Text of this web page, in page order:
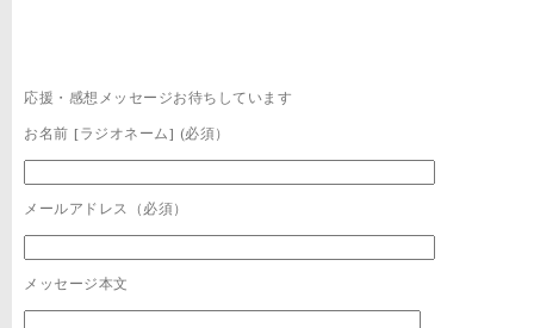
応援・感想メッセージお待ちしています
お名前 [ラジオネーム] (必須）
メールアドレス（必須）
メッセージ本文